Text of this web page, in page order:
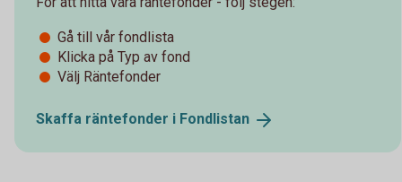
Gå till vår fondlista
Klicka på Typ av fond
Välj Räntefonder
Skaffa räntefonder i Fondlistan